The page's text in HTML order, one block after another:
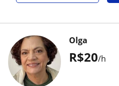
R$20/h
Olga